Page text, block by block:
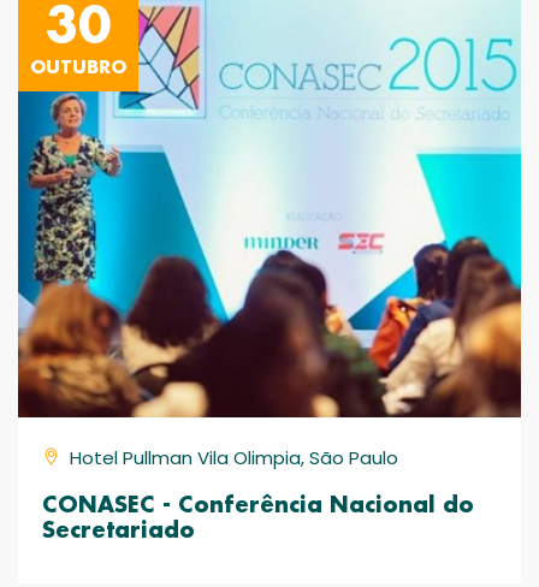
30
OUTUBRO
Hotel Pullman Vila Olimpia, São Paulo
CONASEC - Conferência Nacional do
Secretariado